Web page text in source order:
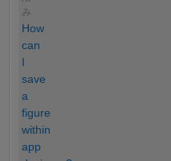
み
How
can
I
save
a
figure
within
app